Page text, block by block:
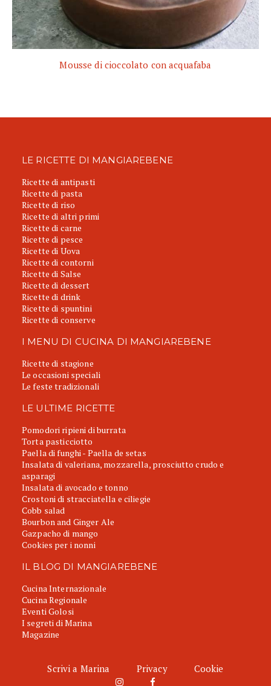
Mousse di cioccolato con acquafaba
LE RICETTE DI MANGIAREBENE
Ricette di antipasti
Ricette di pasta
Ricette di riso
Ricette di altri primi
Ricette di carne
Ricette di pesce
Ricette di Uova
Ricette di contorni
Ricette di Salse
Ricette di dessert
Ricette di drink
Ricette di spuntini
Ricette di conserve
I MENU DI CUCINA DI MANGIAREBENE
Ricette di stagione
Le occasioni speciali
Le feste tradizionali
LE ULTIME RICETTE
Pomodori ripieni di burrata
Torta pasticciotto
Paella di funghi - Paella de setas
Insalata di valeriana, mozzarella, prosciutto crudo e
asparagi
Insalata di avocado e tonno
Crostoni di stracciatella e ciliegie
Cobb salad
Bourbon and Ginger Ale
Gazpacho di mango
Cookies per i nonni
IL BLOG DI MANGIAREBENE
Cucina Internazionale
Cucina Regionale
Eventi Golosi
I segreti di Marina
Magazine
Scrivi a Marina Privacy Cookie